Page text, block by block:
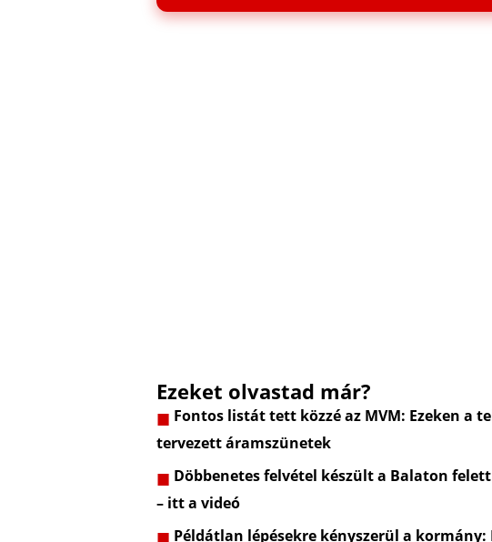
Ezeket olvastad már?
Fontos listát tett közzé az MVM: Ezeken a
tervezett áramszünetek
Döbbenetes felvétel készült a Balaton
– itt a videó
Példátlan lépésekre kényszerül a